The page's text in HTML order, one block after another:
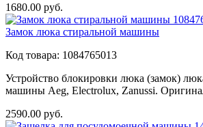
1680.00 руб.
Замок люка стиральной машины
Код товара: 1084765013
Устройство блокировки люка (замок)
машины Aeg, Electrolux, Zanussi.
2590.00 руб.